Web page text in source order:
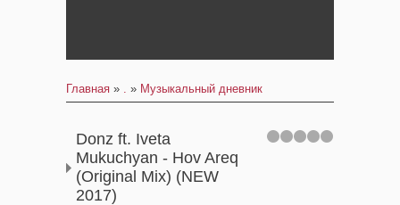
Главная » . » Музыкальный дневник
Donz ft. Iveta
Mukuchyan - Hov Areq
(Original Mix) (NEW
2017)